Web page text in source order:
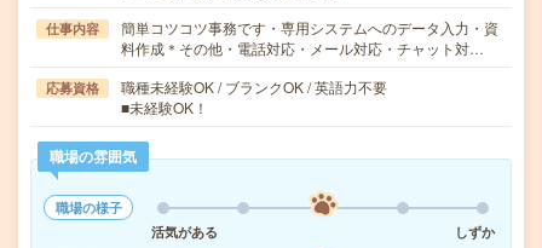
仕事内容
簡単コツコツ事務です・専用システムへのデータ入力・資
料作成＊その他・電話対応・メール対応・チャット対…
応募資格
職種未経験OK / ブランクOK / 英語力不要
■未経験OK！
職場の雰囲気
職場の様子
活気がある
しずか